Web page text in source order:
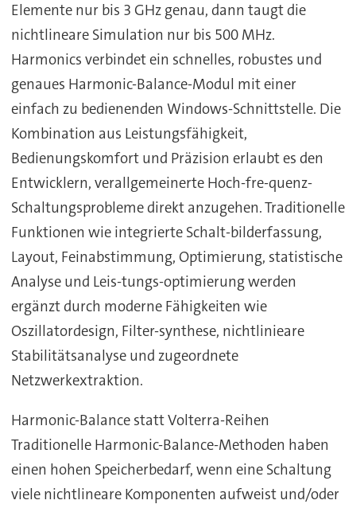
Elemente nur bis 3 GHz genau, dann taugt die
nichtlineare Simulation nur bis 500 MHz.
Harmonics verbindet ein schnelles, robustes und
genaues Harmonic-Balance-Modul mit einer
einfach zu bedienenden Windows-Schnittstelle. Die
Kombination aus Leistungsfähigkeit,
Bedienungskomfort und Präzision erlaubt es den
Entwicklern, verallgemeinerte Hoch-fre-quenz-
Schaltungsprobleme direkt anzugehen. Traditionelle
Funktionen wie integrierte Schalt-bilderfassung,
Layout, Feinabstimmung, Optimierung, statistische
Analyse und Leis-tungs-optimierung werden
ergänzt durch moderne Fähigkeiten wie
Oszillatordesign, Filter-synthese, nichtlinieare
Stabilitätsanalyse und zugeordnete
Netzwerkextraktion.
Harmonic-Balance statt Volterra-Reihen
Traditionelle Harmonic-Balance-Methoden haben
einen hohen Speicherbedarf, wenn eine Schaltung
viele nichtlineare Komponenten aufweist und/oder